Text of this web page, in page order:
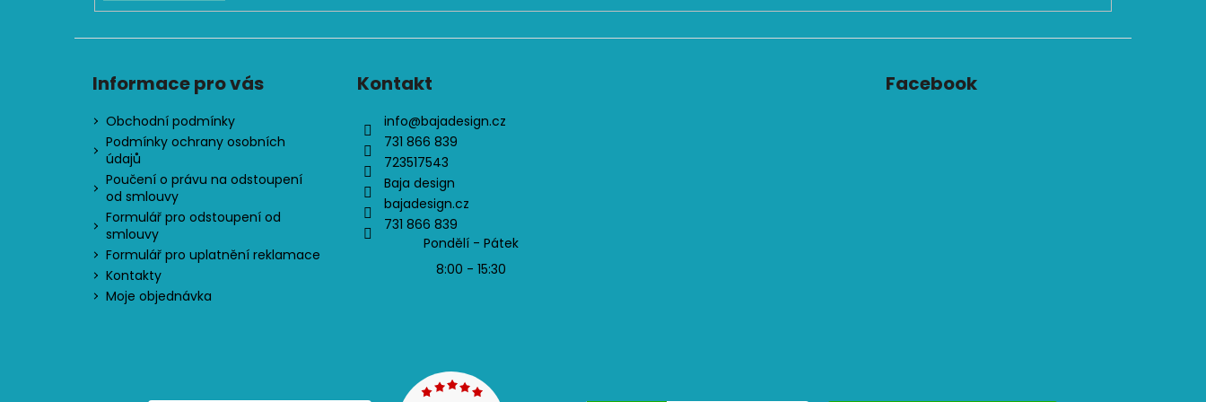
i
u
Informace pro vás
Obchodní podmínky
Podmínky ochrany osobních
údajů
Poučení o právu na odstoupení
od smlouvy
Formulář pro odstoupení od
smlouvy
Formulář pro uplatnění reklamace
Kontakty
Moje objednávka
Kontakt
info@bajadesign.cz
731 866 839
723517543
Baja design
bajadesign.cz
731 866 839
Pondělí - Pátek
8:00 - 15:30
Facebook